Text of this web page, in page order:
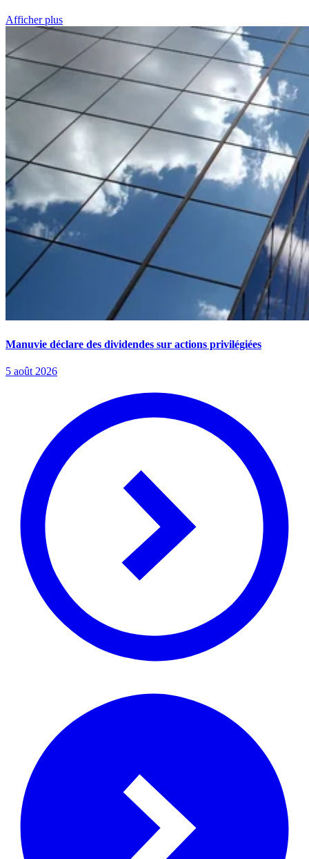
Afficher plus
Manuvie déclare des dividendes sur actions privilégiées
5 août 2026